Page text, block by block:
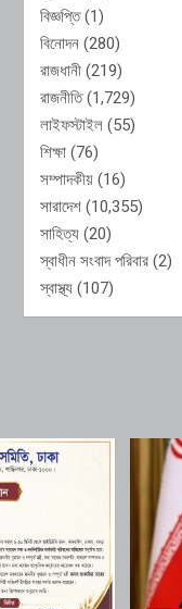
বিজ্ঞপ্তি(1)
বিনোদন (280)
রাজধানী (219)
রাজনীতি(1,729)
লাইফস্টাইল (55)
শিক্ষা (76)
সম্পাদকীয় (16)
সারাদেশ (10,355)
সাহিত্য (20)
স্বাধীন সংবাদ পরিবার (2)
স্বাস্থ্য (107)